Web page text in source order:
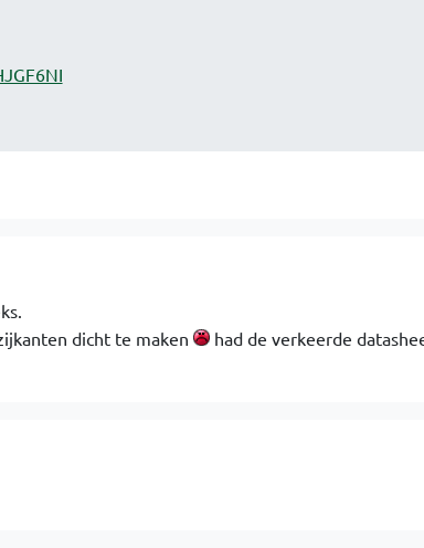
dicht te maken
had de verkeerde